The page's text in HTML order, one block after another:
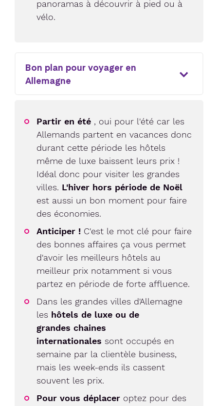
panoramas à découvrir à pied ou à
vélo.
Bon plan pour voyager en
Allemagne
Partir en été , oui pour l'été car les
Allemands partent en vacances donc
durant cette période les hôtels
même de luxe baissent leurs prix !
Idéal donc pour visiter les grandes
villes. L'hiver hors période de Noël
est aussi un bon moment pour faire
des économies.
Anticiper ! C'est le mot clé pour faire
des bonnes affaires ça vous permet
d'avoir les meilleurs hôtels au
meilleur prix notamment si vous
partez en période de forte affluence.
Dans les grandes villes d'Allemagne
les hôtels de luxe ou de
grandes chaines
internationales sont occupés en
semaine par la clientèle business,
mais les week-ends ils cassent
souvent les prix.
Pour vous déplacer optez pour des